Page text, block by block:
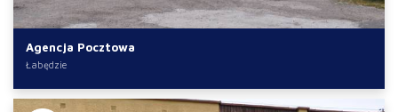
Agencja Pocztowa
Łabędzie